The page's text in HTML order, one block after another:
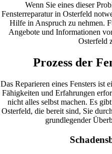
Wenn Sie eines dieser
Fensterreparatur in Osterfeld
Hilfe in Anspruch zu nehmen.
Angebote und Informationen
Osterfeld
Prozess der
Das Reparieren eines Fensters ist
Fähigkeiten und Erfahrungen
nicht alles selbst machen. Es
Osterfeld, die bereit sind, Sie
grundlegender